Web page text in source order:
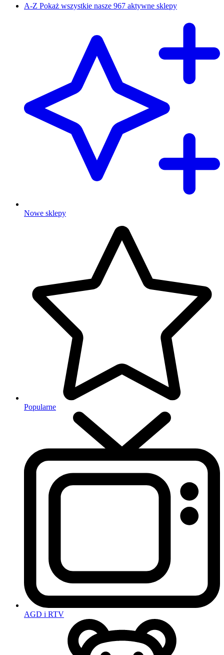
A-Z Pokaż wszystkie nasze 967 aktywne sklepy
Nowe sklepy
Popularne
AGD i RTV